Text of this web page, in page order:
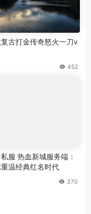
古打金传奇怒火一刀v
452
服 热血新城服务端：
温经典红名时代
370